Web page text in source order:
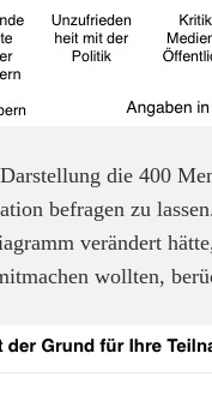
die 400
befragen zu
verändert
wollten,